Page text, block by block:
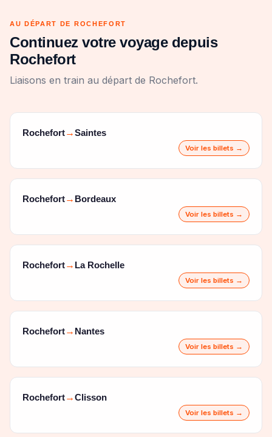
AU DÉPART DE ROCHEFORT
Continuez votre voyage depuis
Rochefort
Liaisons en train au départ de Rochefort.
Rochefort→Saintes
Voir les billets →
Rochefort→ Bordeaux
Voir les billets →
Rochefort→ La Rochelle
Voir les billets →
Rochefort→ Nantes
Voir les billets →
Rochefort→Clisson
Voir les billets →